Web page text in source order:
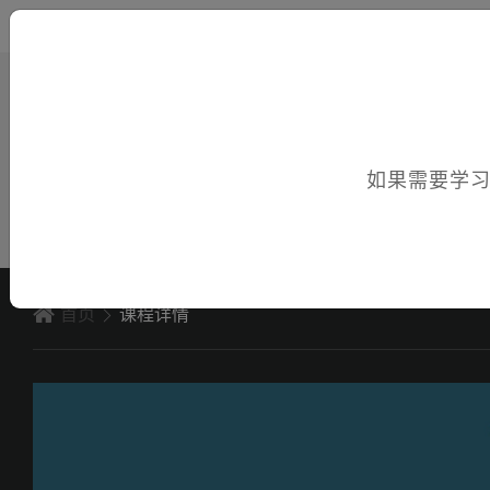
首页 课程详情
如果需要学